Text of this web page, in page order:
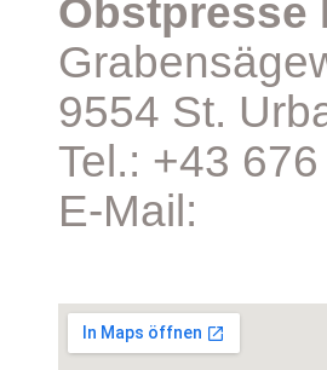
Obstpresse
9554 St.
Tel.: +43
E-Mail: